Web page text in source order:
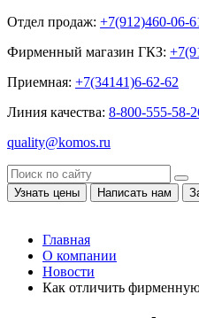
Отдел продаж: +7(912)460-06-
Фирменный магазин ГКЗ:
Приемная: +7(34141)6-62-62
Линия качества: 8-800-555-58-
quality@komos.ru
Узнать цены Написать нам
Главная
О компании
Новости
Как отличить